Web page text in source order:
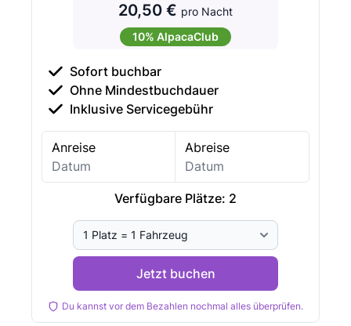
20,50 € pro Nacht
10% AlpacaClub
Sofort buchbar
Ohne Mindestbuchdauer
Inklusive Servicegebühr
Anreise Abreise
Verfügbare Plätze: 2
Jetzt buchen
Du kannst vor dem Bezahlen nochmal alles überprüfen.